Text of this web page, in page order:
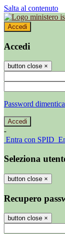
Salta al contenuto
Accedi
Accedi
button close ×
Password
-
Entra con SPID
Seleziona
button close ×
Recupero
button close ×